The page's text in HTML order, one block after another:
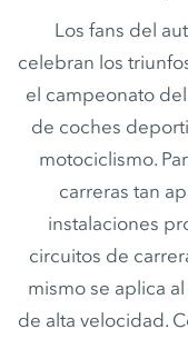
Los fans del
celebran los
el campeonato
de coches
motociclismo.
carreras tan
instalaciones
circuitos de
mismo se aplica
de alta velocidad.